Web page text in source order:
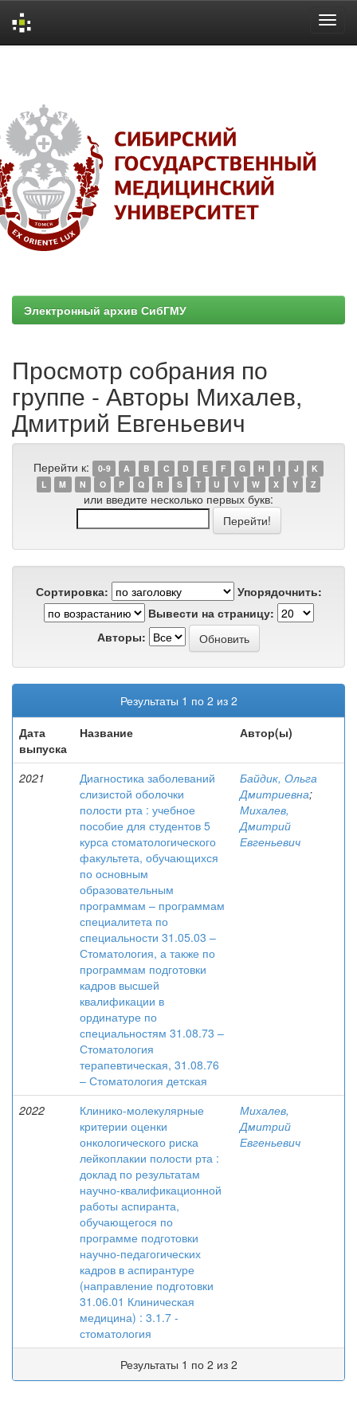
Электронный архив СибГМУ
Просмотр собрания по
группе - Авторы Михалев,
Дмитрий Евгеньевич
Перейти к: 0-9 A B C D E F G H I J
K
L
M N O P Q R S T U V W X Y Z
или введите несколько первых букв:
Сортировка:
Упорядочнить:
Вывести на страницу:
Авторы:
Результаты 1 по 2 из 2
Дата
выпуска
Название Автор(ы)
2021
Диагностика заболеваний
слизистой оболочки
полости рта : учебное
пособие для студентов 5
курса стоматологического
факультета, обучающихся
по основным
образовательным
программам – программам
специалитета по
специальности 31.05.03 –
Стоматология, а также по
программам подготовки
кадров высшей
квалификации в
ординатуре по
специальностям 31.08.73 –
Стоматология
терапевтическая, 31.08.76
– Стоматология детская
Байдик, Ольга
Дмитриевна;
Михалев,
Дмитрий
Евгеньевич
2022
Клинико-молекулярные
критерии оценки
онкологического риска
лейкоплакии полости рта :
доклад по результатам
научно-квалификационной
работы аспиранта,
обучающегося по
программе подготовки
научно-педагогических
кадров в аспирантуре
(направление подготовки
31.06.01 Клиническая
медицина) : 3.1.7 -
стоматология
Михалев,
Дмитрий
Евгеньевич
Результаты 1 по 2 из 2